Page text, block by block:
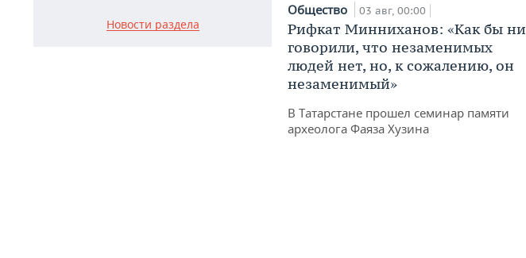
Новости раздела
Общество 03 авг, 00:00
Рифкат Минниханов: «Как бы ни
говорили, что незаменимых
людей нет, но, к сожалению, он
незаменимый»
В Татарстане прошел семинар памяти
археолога Фаяза Хузина